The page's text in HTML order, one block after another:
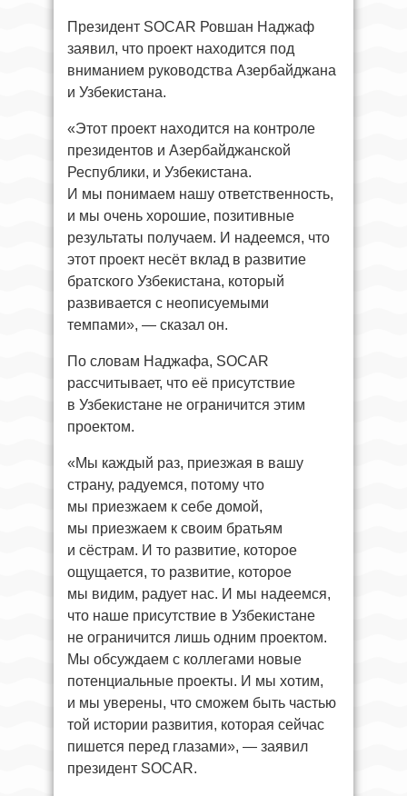
Президент SOCAR Ровшан Наджаф
заявил, что проект находится под
вниманием руководства Азербайджана
и Узбекистана.
«Этот проект находится на контроле
президентов и Азербайджанской
Республики, и Узбекистана.
И мы понимаем нашу ответственность,
и мы очень хорошие, позитивные
результаты получаем. И надеемся, что
этот проект несёт вклад в развитие
братского Узбекистана, который
развивается с неописуемыми
темпами», — сказал он.
По словам Наджафа, SOCAR
рассчитывает, что её присутствие
в Узбекистане не ограничится этим
проектом.
«Мы каждый раз, приезжая в вашу
страну, радуемся, потому что
мы приезжаем к себе домой,
мы приезжаем к своим братьям
и сёстрам. И то развитие, которое
ощущается, то развитие, которое
мы видим, радует нас. И мы надеемся,
что наше присутствие в Узбекистане
не ограничится лишь одним проектом.
Мы обсуждаем с коллегами новые
потенциальные проекты. И мы хотим,
и мы уверены, что сможем быть частью
той истории развития, которая сейчас
пишется перед глазами», — заявил
президент SOCAR.